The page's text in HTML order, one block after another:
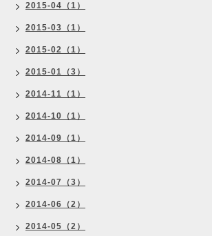
2015-04（1）
2015-03（1）
2015-02（1）
2015-01（3）
2014-11（1）
2014-10（1）
2014-09（1）
2014-08（1）
2014-07（3）
2014-06（2）
2014-05（2）